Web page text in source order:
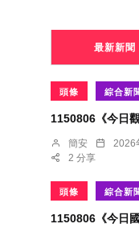
最新新聞
頭條 綜合新
1150806《今日
簡安 2026
2 分享
頭條 綜合新
1150806《今日